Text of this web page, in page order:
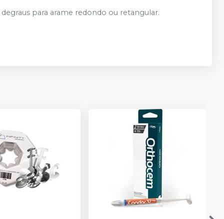
para arame redondo ou retangular.